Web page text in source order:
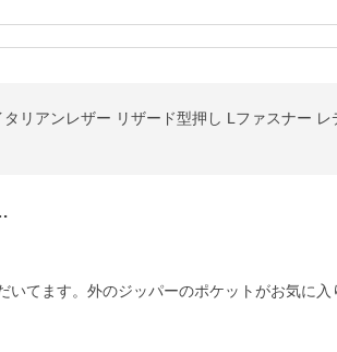
リアンレザー リザード型押し Lファスナー
いてます。外のジッパーのポケットがお気に入